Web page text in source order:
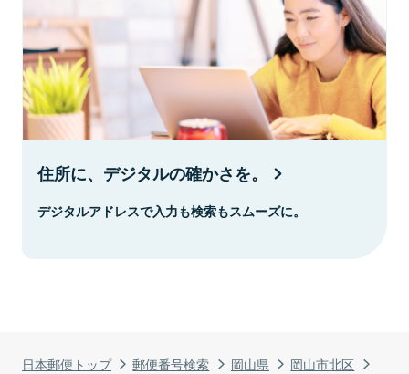
日本郵便トップ 郵便番号検索 岡山県
岡山市北区
住所に、デジタルの確かさを。
デジタルアドレスで入力も検索もスムーズに。